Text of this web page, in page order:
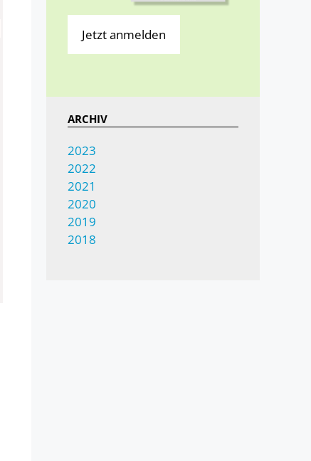
Jetzt anmelden
ARCHIV
2023
2022
2021
2020
2019
2018